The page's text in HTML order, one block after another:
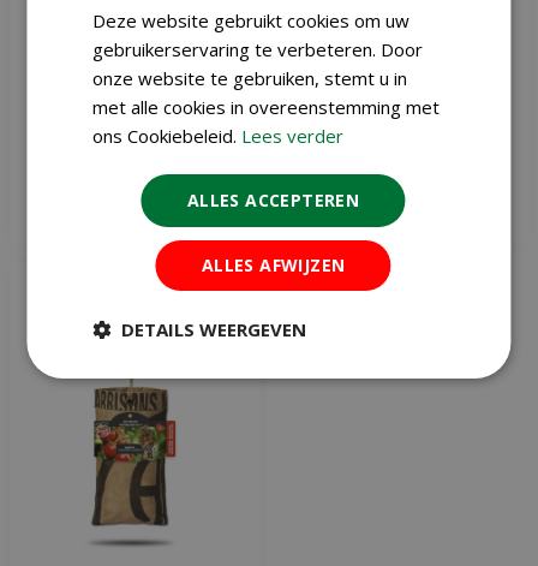
Baza hangtuintje bio
phacelia
€ 6,95
Meer informatie
Baza hangtuintje
bosaardbei wit
€6,95
Meer informatie
Deze website gebruikt cookies om uw
gebruikerservaring te verbeteren. Door
onze website te gebruiken, stemt u in
met alle cookies in overeenstemming met
ons Cookiebeleid. Lees verder
ALLES ACCEPTEREN
ALLES AFWIJZEN
DETAILS WEERGEVEN